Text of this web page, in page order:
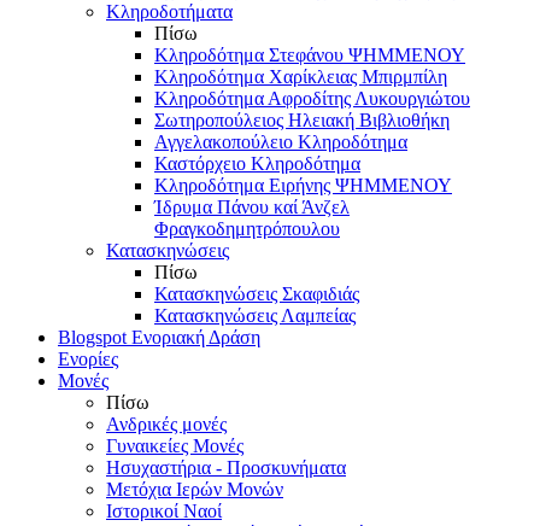
Κληροδοτήματα
Πίσω
Κληροδότημα Στεφάνου ΨΗΜΜΕΝΟΥ
Κληροδότημα Χαρίκλειας Μπιρμπίλη
Κληροδότημα Αφροδίτης Λυκουργιώτου
Σωτηροπούλειος Ηλειακή Βιβλιοθήκη
Αγγελακοπούλειο Κληροδότημα
Καστόρχειο Κληροδότημα
Κληροδότημα Ειρήνης ΨΗΜΜΕΝΟΥ
Ίδρυμα Πάνου καί Άνζελ
Φραγκοδημητρόπουλου
Κατασκηνώσεις
Πίσω
Κατασκηνώσεις Σκαφιδιάς
Κατασκηνώσεις Λαμπείας
Blogspot Ενοριακή Δράση
Ενορίες
Μονές
Πίσω
Ανδρικές μονές
Γυναικείες Μονές
Ησυχαστήρια - Προσκυνήματα
Μετόχια Ιερών Μονών
Ιστορικοί Ναοί